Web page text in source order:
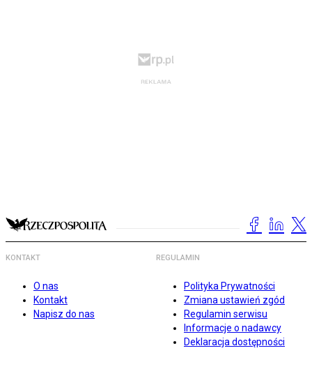
KONTAKT
O nas
Kontakt
Napisz do nas
REGULAMIN
Polityka Prywatności
Zmiana ustawień zgód
Regulamin serwisu
Informacje o nadawcy
Deklaracja dostępności